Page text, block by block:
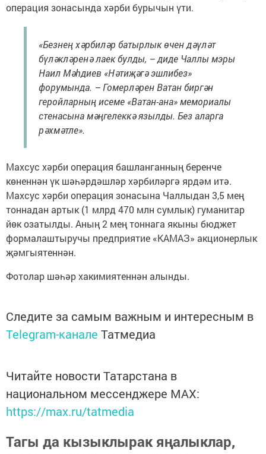
операция зонасында хәрби бурычын үти.
«Безнең хәрбиләр батырлык өчен дәүләт
бүләкләренә лаек булды, – диде Чаллы мэры
Наил Мәһдиев «Нәтиҗәгә эшлибез»
форумында. – Гомерләрен Ватан биргән
геройларның исеме «Ватан-ана» мемориалы
стенасына мәңгелеккә язылды. Без аларга
рәхмәтле».
Махсус хәрби операция башланганның беренче
көненнән үк шәһәрдәшләр хәрбиләргә ярдәм итә.
Махсус хәрби операция зонасына Чаллыдан 3,5 мең
тоннадан артык (1 млрд 470 млн сумлык) гуманитар
йөк озатылды. Аның 2 мең тоннага якыны бюджет
формалаштыручы предприятие «КАМАЗ» акционерлык
җәмгыятеннән.
Фотолар шәһәр хакимиятеннән алынды.
Следите за самым важным и интересным в
Telegram-канале Татмедиа
Читайте новости Татарстана в
национальном мессенджере MАХ:
https://max.ru/tatmedia
Тагы да кызыклырак яңалыклар,